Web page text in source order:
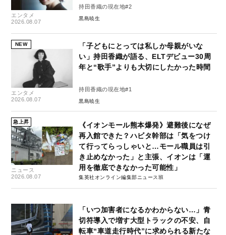
エンタメ
2026.08.07
持田香織の現在地#2
黒島暁生
NEW
エンタメ
2026.08.07
「子どもにとっては私しか母親がいな
い」持田香織が語る、ELTデビュー30周
年と“歌手”よりも大切にしたかった時間
持田香織の現在地#1
黒島暁生
急上昇
ニュース
2026.08.07
《イオンモール熊本爆発》避難後になぜ
再入館できた？ハビタ幹部は「気をつけ
て行ってらっしゃいと…モール職員は引
き止めなかった」と主張、イオンは「運
用を徹底できなかった可能性」
集英社オンライン編集部ニュース班
「いつ加害者になるかわからない…」青
切符導入で増す大型トラックの不安、自
転車“車道走行時代”に求められる新たな